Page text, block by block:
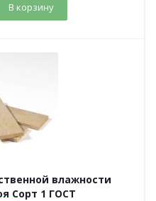
В корзину
влажности
Сорт 1 ГОСТ